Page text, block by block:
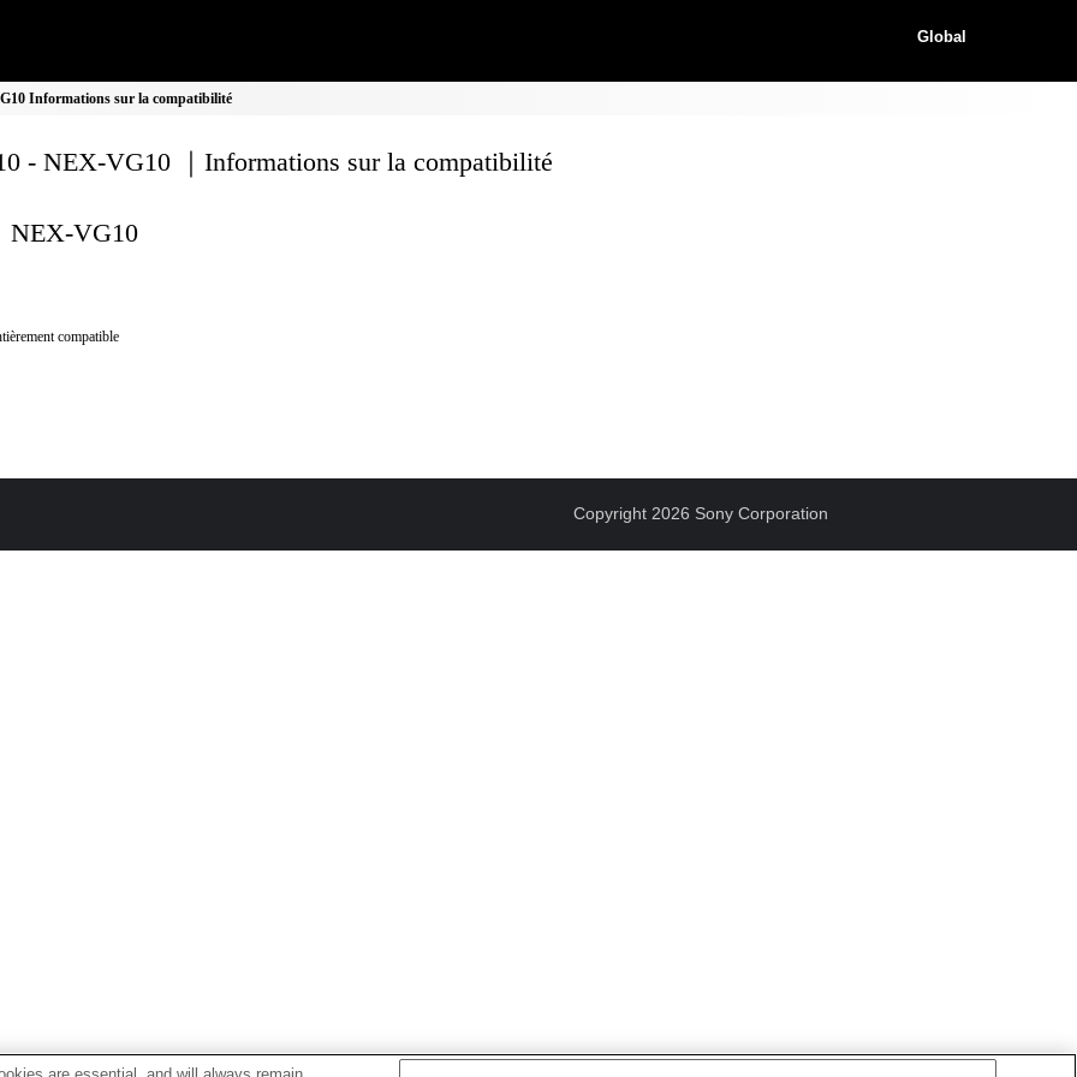
Global
Informations sur la compatibilité
- NEX-VG10 ｜Informations sur la compatibilité
NEX-VG10
compatible
Copyright 2026 Sony Corporation